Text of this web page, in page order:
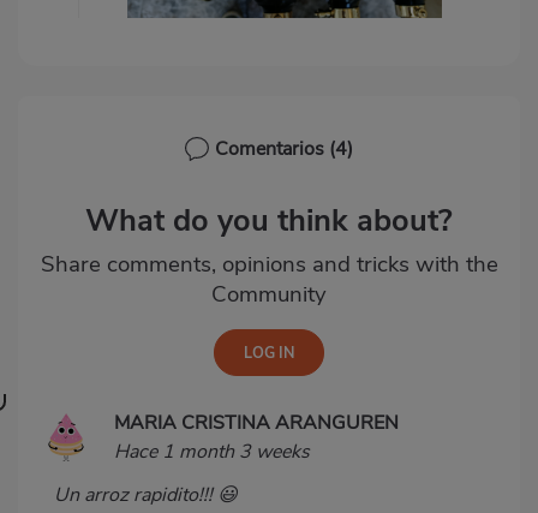
Comentarios (4)
What do you think about?
Share comments, opinions and tricks with the
Community
MARIA CRISTINA ARANGUREN
Hace 1 month 3 weeks
Un arroz rapidito!!! 😃